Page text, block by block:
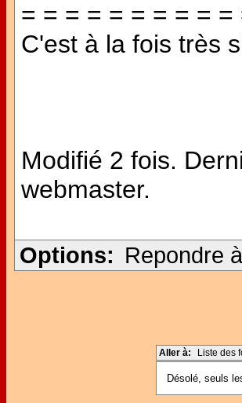
= = = = = = = = =
C'est à la fois très
Modifié 2 fois.
webmaster.
Options: Repondre
Aller à: Liste des
Désolé, seuls